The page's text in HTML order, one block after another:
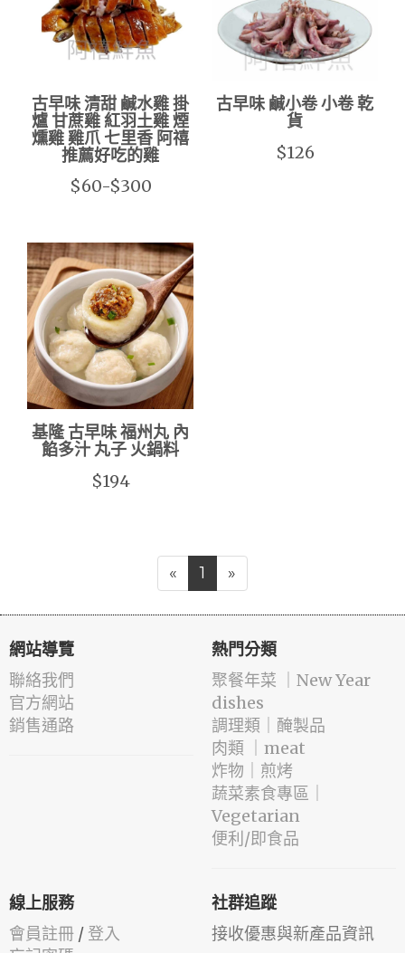
古早味 清甜 鹹水雞 掛
爐 甘蔗雞 紅羽土雞 煙
燻雞 雞爪 七里香 阿禧
推薦好吃的雞
$60-$300
古早味 鹹小卷 小卷 乾
貨
$126
基隆 古早味 福州丸 內
餡多汁 丸子 火鍋料
$194
« 1 »
網站導覽
聯絡我們
官方網站
銷售通路
熱門分類
️聚餐年菜 ｜New Year
dishes
️調理類｜醃製品
肉類 ｜meat
️炸物｜煎烤
蔬菜素食專區｜
Vegetarian
便利/即食品
線上服務
會員註冊 / 登入
社群追蹤
接收優惠與新產品資訊